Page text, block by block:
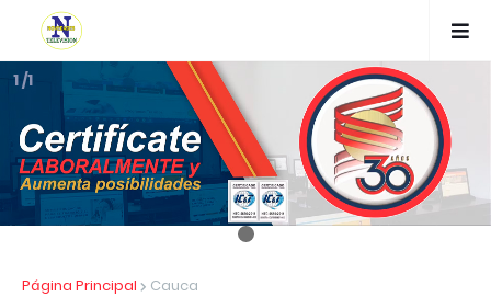
1 /1
Página Principal Cauca